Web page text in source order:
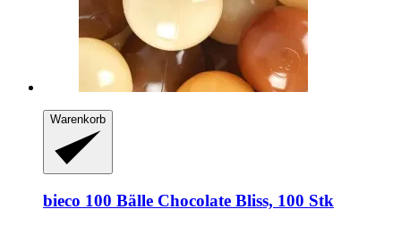
Warenkorb
bieco 100 Bälle Chocolate Bliss, 100 Stk